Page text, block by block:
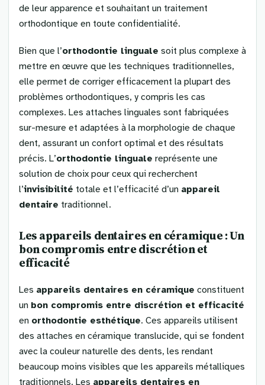
de leur apparence et souhaitant un traitement
orthodontique en toute confidentialité.
Bien que l’orthodontie linguale soit plus complexe à
mettre en œuvre que les techniques traditionnelles,
elle permet de corriger efficacement la plupart des
problèmes orthodontiques, y compris les cas
complexes. Les attaches linguales sont fabriquées
sur-mesure et adaptées à la morphologie de chaque
dent, assurant un confort optimal et des résultats
précis. L’orthodontie linguale représente une
solution de choix pour ceux qui recherchent
l’invisibilité totale et l’efficacité d’un appareil
dentaire traditionnel.
Les appareils dentaires en céramique : Un
bon compromis entre discrétion et
efficacité
Les appareils dentaires en céramique constituent
un bon compromis entre discrétion et efficacité
en orthodontie esthétique. Ces appareils utilisent
des attaches en céramique translucide, qui se fondent
avec la couleur naturelle des dents, les rendant
beaucoup moins visibles que les appareils métalliques
traditionnels. Les appareils dentaires en